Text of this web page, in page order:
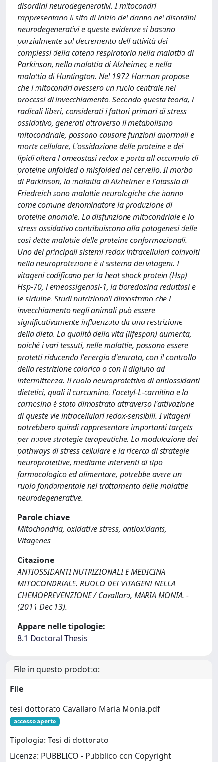
disordini neurodegenerativi. I mitocondri
rappresentano il sito di inizio del danno nei disordini
neurodegenerativi e queste evidenze si basano
parzialmente sul decremento dell attività dei
complessi della catena respiratoria nella malattia di
Parkinson, nella malattia di Alzheimer, e nella
malattia di Huntington. Nel 1972 Harman propose
che i mitocondri avessero un ruolo centrale nei
processi di invecchiamento. Secondo questa teoria, i
radicali liberi, considerati i fattori primari di stress
ossidativo, generati attraverso il metabolismo
mitocondriale, possono causare funzioni anormali e
morte cellulare, L'ossidazione delle proteine e dei
lipidi altera l omeostasi redox e porta all accumulo di
proteine unfolded o misfolded nel cervello. Il morbo
di Parkinson, la malattia di Alzheimer e l'atassia di
Friedreich sono malattie neurologiche che hanno
come comune denominatore la produzione di
proteine anomale. La disfunzione mitocondriale e lo
stress ossidativo contribuiscono alla patogenesi delle
così dette malattie delle proteine conformazionali.
Uno dei principali sistemi redox intracellulari coinvolti
nella neuroprotezione è il sistema dei vitageni. I
vitageni codificano per la heat shock protein (Hsp)
Hsp-70, l emeossigenasi-1, la tioredoxina reduttasi e
le sirtuine. Studi nutrizionali dimostrano che l
invecchiamento negli animali può essere
significativamente influenzato da una restrizione
della dieta. La qualità della vita (lifespan) aumenta,
poiché i vari tessuti, nelle malattie, possono essere
protetti riducendo l'energia d'entrata, con il controllo
della restrizione calorica o con il digiuno ad
intermittenza. Il ruolo neuroprotettivo di antiossidanti
dietetici, quali il curcumino, l'acetyl-L-carnitina e la
carnosina è stato dimostrato attraverso l'attivazione
di queste vie intracellulari redox-sensibili. I vitageni
potrebbero quindi rappresentare importanti targets
per nuove strategie terapeutiche. La modulazione dei
pathways di stress cellulare e la ricerca di strategie
neuroprotettive, mediante interventi di tipo
farmacologico ed alimentare, potrebbe avere un
ruolo fondamentale nel trattamento delle malattie
neurodegenerative.
Parole chiave
Mitochondria, oxidative stress, antioxidants,
Vitagenes
Citazione
ANTIOSSIDANTI NUTRIZIONALI E MEDICINA
MITOCONDRIALE. RUOLO DEI VITAGENI NELLA
CHEMOPREVENZIONE / Cavallaro, MARIA MONIA. -
(2011 Dec 13).
Appare nelle tipologie:
8.1 Doctoral Thesis
File in questo prodotto:
File
tesi dottorato Cavallaro Maria Monia.pdf
accesso aperto
Tipologia: Tesi di dottorato
Licenza: PUBBLICO - Pubblico con Copyright